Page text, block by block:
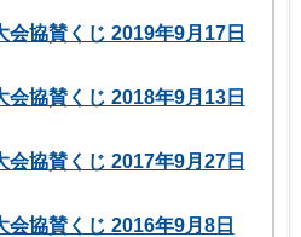
会協賛くじ 2019年9月17日
会協賛くじ 2018年9月13日
会協賛くじ 2017年9月27日
会協賛くじ 2016年9月8日